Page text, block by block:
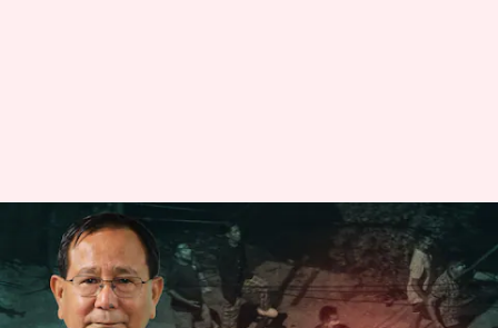
మణిపూర్‌లో కేంద్రమంత్రి ఇంటికి నిప్పు:
1000మందికి పైగా దాడి
వ్రాసిన వారు Stalin Jun 16, 2023 11:04 am